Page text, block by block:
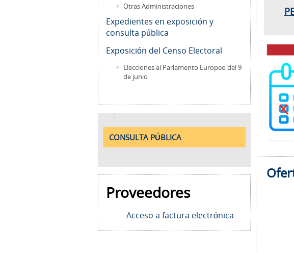
Otras Administraciones
Expedientes en exposición y
consulta pública
Exposición del Censo Electoral
Elecciones al Parlamento Europeo del 9
de junio
CONSULTA PÚBLICA
Proveedores
Acceso a factura electrónica